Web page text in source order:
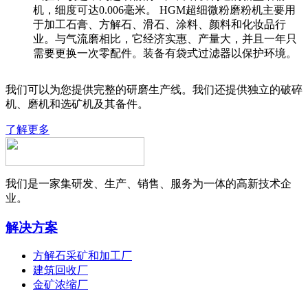
机，细度可达0.006毫米。 HGM超细微粉磨粉机主要用
于加工石膏、方解石、滑石、涂料、颜料和化妆品行
业。与气流磨相比，它经济实惠、产量大，并且一年只
需要更换一次零配件。装备有袋式过滤器以保护环境。
我们可以为您提供完整的研磨生产线。我们还提供独立的破碎
机、磨机和选矿机及其备件。
了解更多
我们是一家集研发、生产、销售、服务为一体的高新技术企
业。
解决方案
方解石采矿和加工厂
建筑回收厂
金矿浓缩厂